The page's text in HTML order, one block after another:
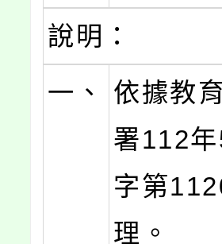
說明：
一、
依據教
署112
字第
理。